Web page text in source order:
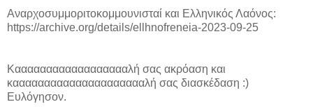
Αναρχοσυμμοριτοκομμουνισταί και Ελληνικός Λαόνος:
https://archive.org/details/ellhnofreneia-2023-09-25
Κααααααααααααααααααλή σας ακρόαση και
καααααααααααααααααααααλή σας διασκέδαση :)
Ευλόγησον.